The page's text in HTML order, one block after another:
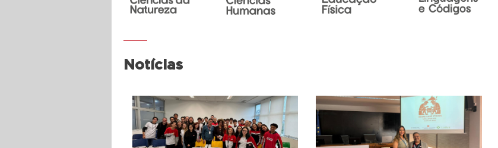
Notícias